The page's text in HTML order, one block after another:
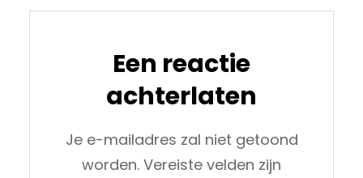
Een reactie
achterlaten
Je e-mailadres zal niet getoond
worden. Vereiste velden zijn